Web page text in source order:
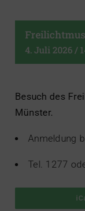
4. Juli 2026 /
Besuch des
Münster.
Anmeldung
Tel. 1277